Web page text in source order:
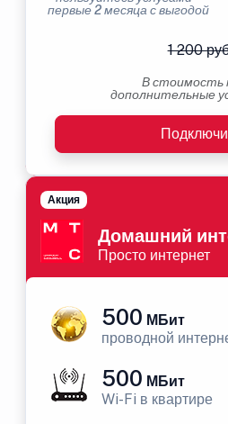
первые 2 месяца с выгодой
1 200
В стоимость
дополнительные
Домашний
Просто интернет
Акция
500 МБит
проводной
500 МБит
Wi-Fi в квартире